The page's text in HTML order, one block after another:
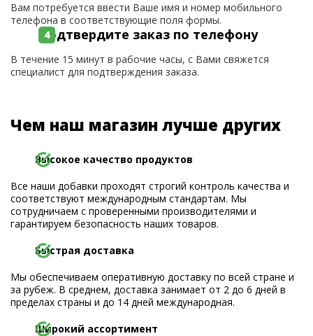
Вам потребуется ввести Ваше имя и номер мобильного
телефона в соответствующие поля формы.
Подтвердите заказ по телефону
В течение 15 минут в рабочие часы, с Вами свяжется
специалист для подтверждения заказа.
Чем наш магазин лучше других
Высокое качество продуктов
Все наши добавки проходят строгий контроль качества и
соответствуют международным стандартам. Мы
сотрудничаем с проверенными производителями и
гарантируем безопасность наших товаров.
Быстрая доставка
Мы обеспечиваем оперативную доставку по всей стране и
за рубеж. В среднем, доставка занимает от 2 до 6 дней в
пределах страны и до 14 дней международная.
Широкий ассортимент